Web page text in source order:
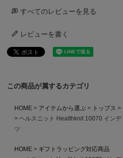
すべてのレビューを見る
レビューを書く
この商品が属するカテゴリ
HOME アイテムから選ぶ トップス
ヘルスニット Healthknit 10070 イン
ツ
HOME
ギフトラッピング対応商品